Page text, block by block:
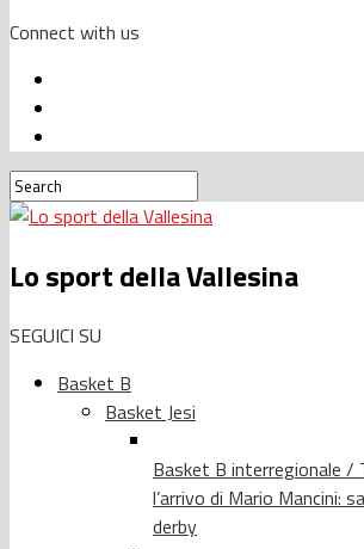
Connect with us
Lo sport della Vallesina
SEGUICI SU
Basket B
Basket Jesi
Basket B interregionale /
l’arrivo di Mario Mancini:
derby